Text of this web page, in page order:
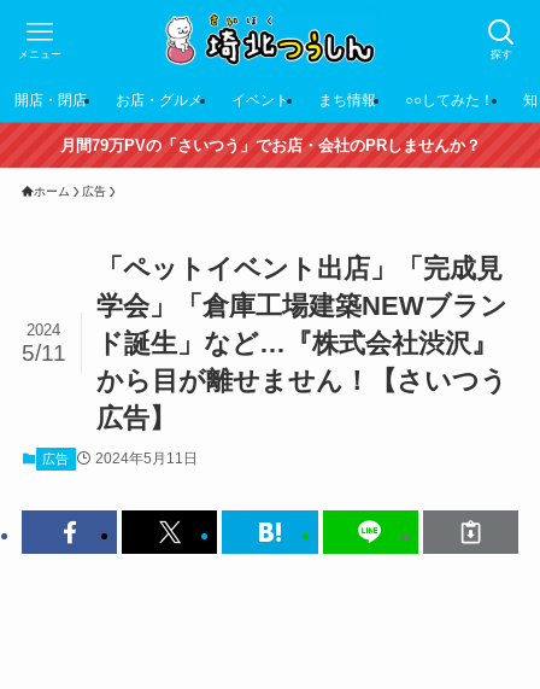
探す
メニュー
開店・閉店 お店・グルメ イベント まち情報 ○○してみた！
月間79万PVの「さいつう」でお店・会社のPRしませんか？
ホーム 広告
「ペットイベント出店」「完成見
学会」「倉庫工場建築NEWブラン
ド誕生」など…『株式会社渋沢』
から目が離せません！【さいつう
広告】
2024
5/11
広告 2024年5月11日